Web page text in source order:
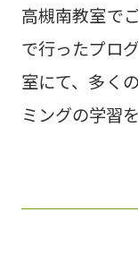
高槻南教室で
で行ったプロ
室にて、多く
ミングの学習
力、集中力を